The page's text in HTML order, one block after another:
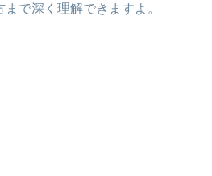
で深く理解できますよ。